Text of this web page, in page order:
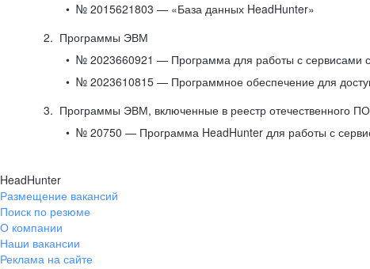
№ 2015621803 — «База данных HeadHunter»
Программы ЭВМ
№ 2023660921 — Программа для работы с сервисами
№ 2023610815 — Программное обеспечение для
Программы ЭВМ, включенные в реестр отечественного ПО
№ 20750 — Программа HeadHunter для работы с
HeadHunter
Размещение вакансий
Поиск по резюме
О компании
Наши вакансии
Реклама на сайте